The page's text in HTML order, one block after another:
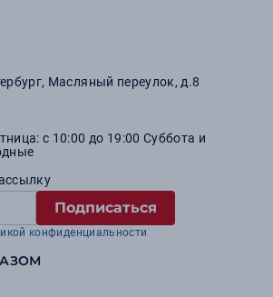
, Масляный переулок, д.8
с 10:00 до 19:00 Суббота и
Подписаться
конфиденциальности